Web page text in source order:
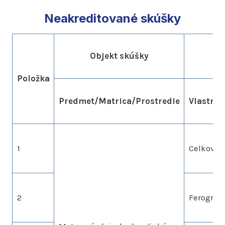
Neakreditované skúšky
Položka
Objekt skúšky
Predmet/Matrica/Prostredie
1 Celkové
2